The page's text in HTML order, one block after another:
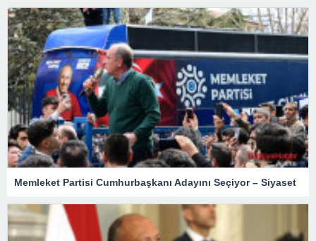
Memleket Partisi Cumhurbaşkanı Adayını Seçiyor – Siyaset